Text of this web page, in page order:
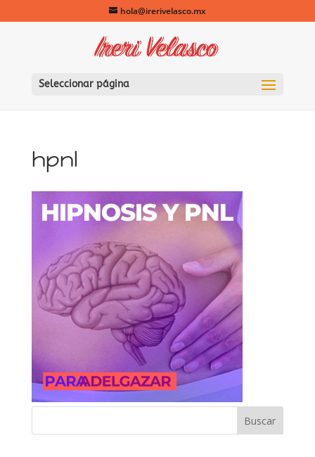
hola@irerivelasco.mx
Seleccionar página
hpnl